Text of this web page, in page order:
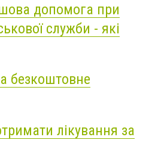
допомога при
служби - які
безкоштовне
лікування за